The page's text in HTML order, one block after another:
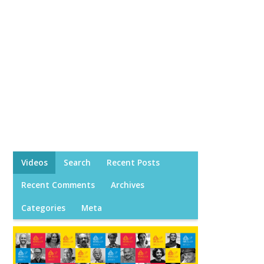
Videos Search Recent Posts
Recent Comments Archives
Categories Meta